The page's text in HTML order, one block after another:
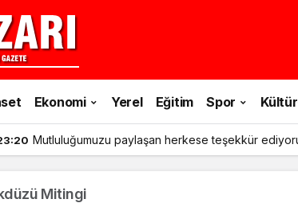
Ekonomi Yerel Eğitim Spor
Mutluluğumuzu paylaşan herkese teşekkür
Mitingi